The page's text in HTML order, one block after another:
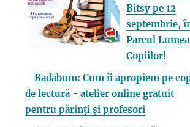
Bitsy pe 12
septembrie,
Parcul Lumea
Copiilor!
Badabum: Cum îi apropiem pe
de lectură - atelier online gratuit
pentru părinți și profesori